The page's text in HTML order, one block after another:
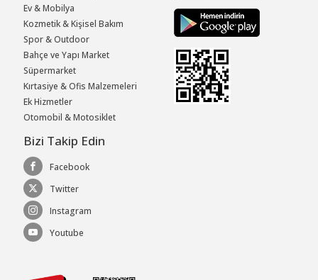
Ev & Mobilya
Kozmetik & Kişisel Bakım
Spor & Outdoor
Bahçe ve Yapı Market
Süpermarket
Kırtasiye & Ofis Malzemeleri
Ek Hizmetler
Otomobil & Motosiklet
Bizi Takip Edin
Facebook
Twitter
Instagram
Youtube